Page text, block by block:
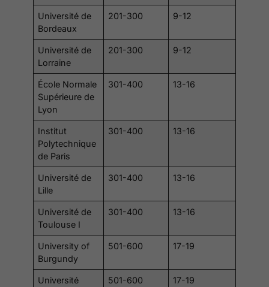
Université de
Bordeaux
201-300 9-12
Université de
Lorraine
201-300 9-12
École Normale
Supérieure de
Lyon
301-400 13-16
Institut
Polytechnique
de Paris
301-400 13-16
Université de
Lille
301-400 13-16
Université de
Toulouse I
301-400 13-16
University of
Burgundy
501-600 17-19
Université
501-600 17-19